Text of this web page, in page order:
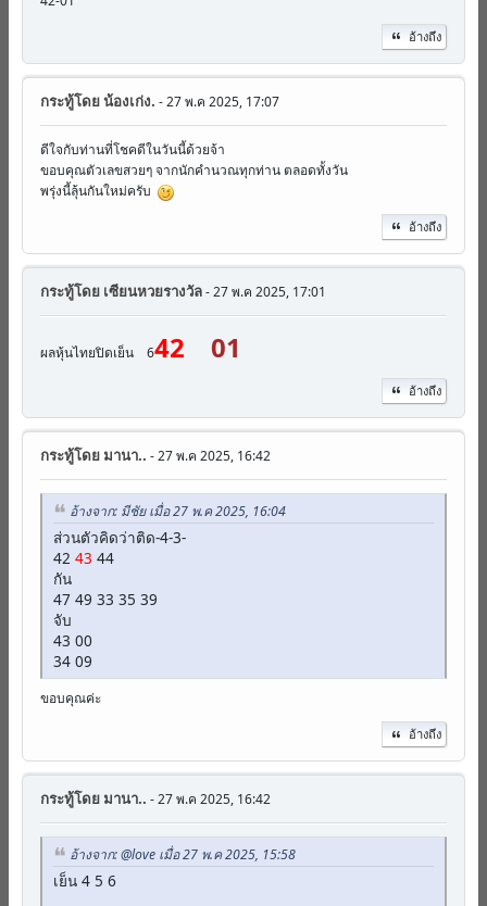
อ้างถึง
กระทู้โดยน้องเก่ง. - 27 พ.ค 2025, 17:07
ดีใจกับท่านที่โชคดีในวันนี้ด้วยจ้า
ขอบคุณตัวเลขสวยๆ จากนักคำนวณทุกท่าน ตลอดทั้งวัน
พรุ่งนี้ลุ้นกันใหม่ครับ
อ้างถึง
กระทู้โดย เซียนหวยรางวัล- 27 พ.ค 2025, 17:01
ผลหุ้นไทยปิดเย็น 642 01
อ้างถึง
กระทู้โดย มานา.. - 27 พ.ค 2025, 16:42
อ้างจาก: มีชัย เมื่อ 27 พ.ค 2025, 16:04
ส่วนตัวคิดว่าติด-4-3-
42 43 44
กัน
47 49 33 35 39
จับ
43 00
34 09
ขอบคุณค่ะ
อ้างถึง
กระทู้โดย มานา.. - 27 พ.ค 2025, 16:42
อ้างจาก: @love เมื่อ 27 พ.ค 2025, 15:58
เย็น 4 5 6